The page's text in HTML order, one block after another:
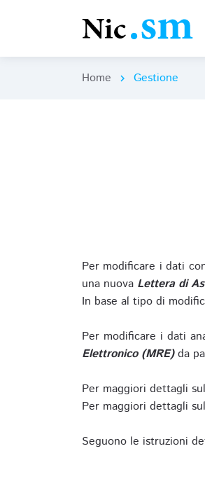
Home chevron_right Gestione
Per modificare i dati
una nuova Lettera di
In base al tipo di
Per modificare i dati
Elettronico (MRE)da
Per maggiori dettagli
Per maggiori dettagli
Seguono le istruzioni